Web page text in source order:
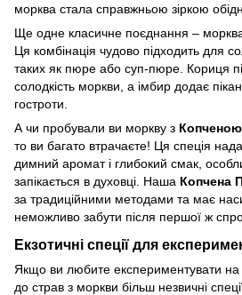
морква стала справжньою зіркою
Ще одне класичне поєднання –
Ця комбінація чудово підходить для
таких як пюре або суп-пюре. Кориця
солодкість моркви, а імбир додає
гостроти.
А чи пробували ви моркву з
то ви багато втрачаєте! Ця спеція
димний аромат і глибокий смак,
запікається в духовці. Наша Копчена
за традиційними методами та має
неможливо забути після першої ж
Екзотичні спеції для
Якщо ви любите експериментувати на
до страв з моркви більш незвичні